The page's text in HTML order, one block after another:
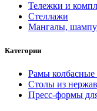
Тележки и
Стеллажи
Мангалы,
Категории
Рамы
Столы из
Пресс-формы